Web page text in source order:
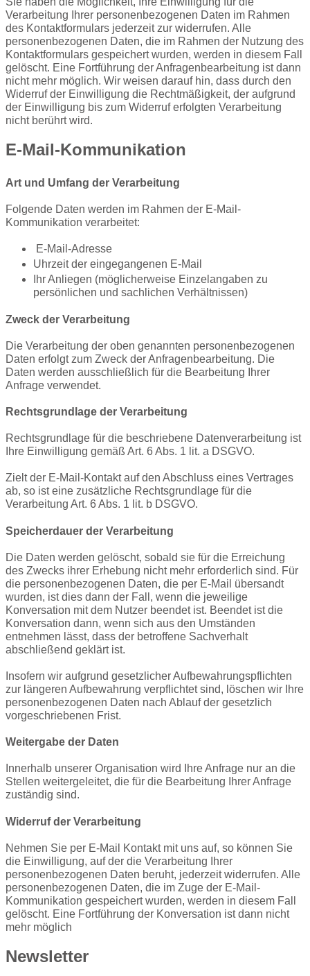
Verarbeitung Ihrer personenbezogenen Daten im Rahmen
des Kontaktformulars jederzeit zur widerrufen. Alle
personenbezogenen Daten, die im Rahmen der Nutzung des
Kontaktformulars gespeichert wurden, werden in diesem Fall
gelöscht. Eine Fortführung der Anfragenbearbeitung ist dann
nicht mehr möglich. Wir weisen darauf hin, dass durch den
Widerruf der Einwilligung die Rechtmäßigkeit, der aufgrund
der Einwilligung bis zum Widerruf erfolgten Verarbeitung
nicht berührt wird.
E-Mail-Kommunikation
Art und Umfang der Verarbeitung
Folgende Daten werden im Rahmen der E-Mail-
Kommunikation verarbeitet:
E-Mail-Adresse
Uhrzeit der eingegangenen E-Mail
Ihr Anliegen (möglicherweise Einzelangaben zu
persönlichen und sachlichen Verhältnissen)
Zweck der Verarbeitung
Die Verarbeitung der oben genannten personenbezogenen
Daten erfolgt zum Zweck der Anfragenbearbeitung. Die
Daten werden ausschließlich für die Bearbeitung Ihrer
Anfrage verwendet.
Rechtsgrundlage der Verarbeitung
Rechtsgrundlage für die beschriebene Datenverarbeitung ist
Ihre Einwilligung gemäß Art. 6 Abs. 1 lit. a DSGVO.
Zielt der E-Mail-Kontakt auf den Abschluss eines Vertrages
ab, so ist eine zusätzliche Rechtsgrundlage für die
Verarbeitung Art. 6 Abs. 1 lit. b DSGVO.
Speicherdauer der Verarbeitung
Die Daten werden gelöscht, sobald sie für die Erreichung
des Zwecks ihrer Erhebung nicht mehr erforderlich sind. Für
die personenbezogenen Daten, die per E-Mail übersandt
wurden, ist dies dann der Fall, wenn die jeweilige
Konversation mit dem Nutzer beendet ist. Beendet ist die
Konversation dann, wenn sich aus den Umständen
entnehmen lässt, dass der betroffene Sachverhalt
abschließend geklärt ist.
Insofern wir aufgrund gesetzlicher Aufbewahrungspflichten
zur längeren Aufbewahrung verpflichtet sind, löschen wir Ihre
personenbezogenen Daten nach Ablauf der gesetzlich
vorgeschriebenen Frist.
Weitergabe der Daten
Innerhalb unserer Organisation wird Ihre Anfrage nur an die
Stellen weitergeleitet, die für die Bearbeitung Ihrer Anfrage
zuständig sind.
Widerruf der Verarbeitung
Nehmen Sie per E-Mail Kontaktmit uns auf, so können Sie
die Einwilligung, auf der die Verarbeitung Ihrer
personenbezogenen Daten beruht, jederzeit widerrufen. Alle
personenbezogenen Daten, die im Zuge der E-Mail-
Kommunikation gespeichert wurden, werden in diesem Fall
gelöscht. Eine Fortführung der Konversation ist dann nicht
mehr möglich
Newsletter